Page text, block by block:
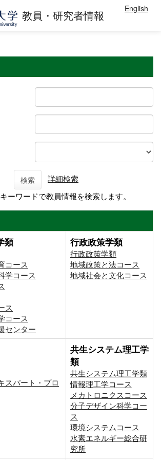
教員・研究者情報 English
検索
詳細検索
ーワードで教員情報を検索します。
類
コース
学コース
ス
コース
センター
行政政策学類
行政政策学類
地域政策と法コース
地域社会と文化コース
スパート・プロ
共生システム理工学
類
共生システム理工学類
情報理工学コース
メカトロニクスコース
分子デザイン科学コー
ス
環境システムコース
⽔素エネルギー総合研
究所